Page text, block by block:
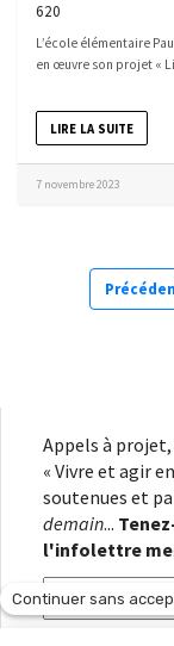
620
L’école élémentaire
en œuvre son projet «
LIRE LA SUITE
7 novembre 2023
Appels à
« Vivre et agir
soutenues et
demain...
l'infolettre